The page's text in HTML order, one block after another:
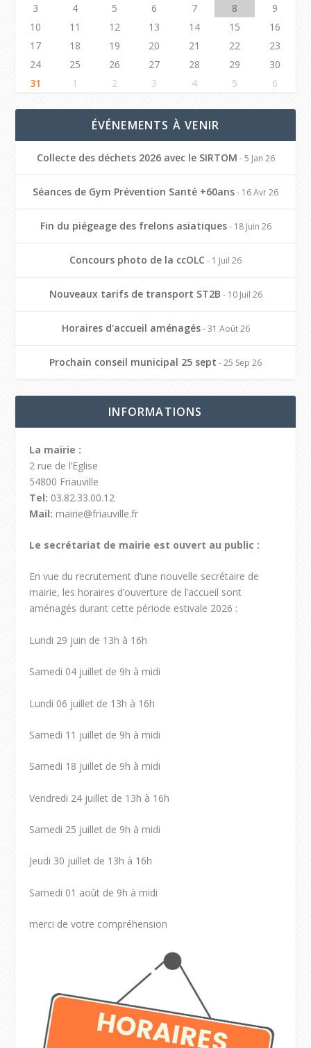
3
4 5 6 7 8
9
10
11 12 13 14 15
16
17
18 19 20 21 22
23
24
25 26 27 28 29
30
31
1 2 3 4 5 6
ÉVÉNEMENTS À VENIR
Collecte des déchets 2026 avec le SIRTOM - 5 Jan 26
Séances de Gym Prévention Santé +60ans- 16 Avr 26
Fin du piégeage des frelons asiatiques- 18 Juin 26
Concours photo de la ccOLC - 1 Juil 26
Nouveaux tarifs de transport ST2B - 10 Juil 26
Horaires d'accueil aménagés- 31 Août 26
Prochain conseil municipal 25 sept - 25 Sep 26
INFORMATIONS
La mairie :
2 rue de l’Eglise
54800 Friauville
Tel: 03.82.33.00.12
Mail: mairie@friauville.fr
Le secrétariat de mairie est ouvert au public :
En vue du recrutement d’une nouvelle secrétaire de
mairie, les horaires d’ouverture de l’accueil sont
aménagés durant cette période estivale 2026 :
Lundi 29 juin de 13h à 16h
Samedi 04 juillet de 9h à midi
Lundi 06 juillet de 13h à 16h
Samedi 11 juillet de 9h à midi
Samedi 18 juillet de 9h à midi
Vendredi 24 juillet de 13h à 16h
Samedi 25 juillet de 9h à midi
Jeudi 30 juillet de 13h à 16h
Samedi 01 août de 9h à midi
merci de votre compréhension